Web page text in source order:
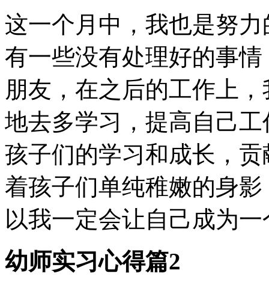
这一个月中，我也是努
有一些没有处理好的事
朋友，在之后的工作上
地去多学习，提高自己
孩子们的学习和成长，
着孩子们单纯稚嫩的身
以我一定会让自己成为
幼师实习心得篇2